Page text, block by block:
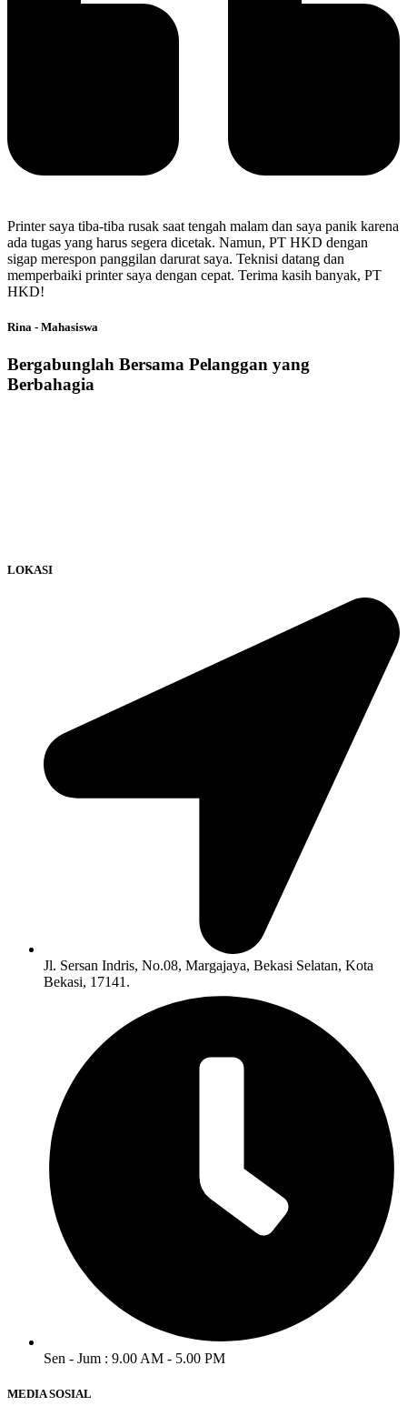
Printer saya tiba-tiba rusak saat tengah malam dan saya panik karena
ada tugas yang harus segera dicetak. Namun, PT HKD dengan
sigap merespon panggilan darurat saya. Teknisi datang dan
memperbaiki printer saya dengan cepat. Terima kasih banyak, PT
HKD!
Rina - Mahasiswa
Bergabunglah Bersama Pelanggan yang
Berbahagia
LOKASI
Jl. Sersan Indris, No.08, Margajaya, Bekasi Selatan, Kota
Bekasi, 17141.
Sen - Jum : 9.00 AM - 5.00 PM
MEDIA SOSIAL